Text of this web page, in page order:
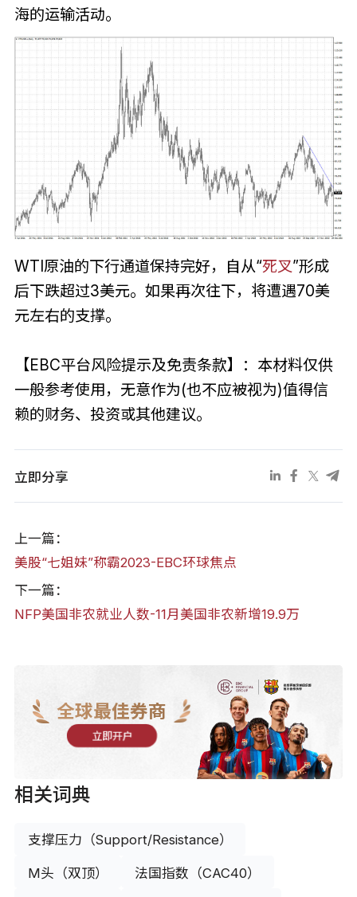
海的运输活动。
WTI原油的下行通道保持完好，自从“死叉”形成
后下跌超过3美元。如果再次往下，将遭遇70美
元左右的支撑。
【EBC平台风险提示及免责条款】：本材料仅供
一般参考使用，无意作为(也不应被视为)值得信
赖的财务、投资或其他建议。
立即分享
上一篇：
美股“七姐妹”称霸2023-EBC环球焦点
下一篇：
NFP美国非农就业人数-11月美国非农新增19.9万
全球最佳券商
立即开户
相关词典
支撑压力（Support/Resistance）
M头（双顶） 法国指数（CAC40）